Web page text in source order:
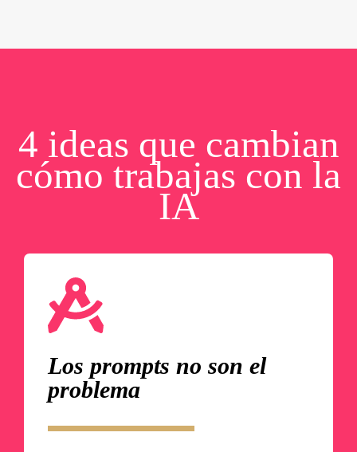
4 ideas que cambian
cómo trabajas con la
IA
Los prompts no son el
problema